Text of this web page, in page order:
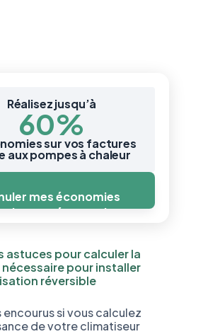
Réalisez jusqu’à
60%
sur vos factures
aux pompes à chaleur
mes économies
mes économies
astuces pour calculer la
pour installer
réversible
encourus si vous calculez
de votre climatiseur